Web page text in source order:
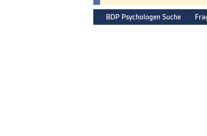
BDP Psychologen Suche